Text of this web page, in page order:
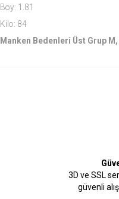
Boy: 1.81
Kilo: 84
Manken Bedenleri Üst Grup
3D ve SSL
güvenli